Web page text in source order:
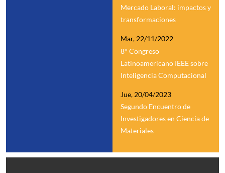
Mercado Laboral: impactos y
transformaciones
Mar, 22/11/2022
8° Congreso
Latinoamericano IEEE sobre
Inteligencia Computacional
Jue, 20/04/2023
Segundo Encuentro de
Investigadores en Ciencia de
Materiales